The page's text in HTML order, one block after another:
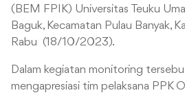
(BEM FPIK) Universitas Teuku
Baguk, Kecamatan Pulau Banyak,
Rabu (18/10/2023).
Dalam kegiatan monitoring
mengapresiasi tim pelaksana PPK